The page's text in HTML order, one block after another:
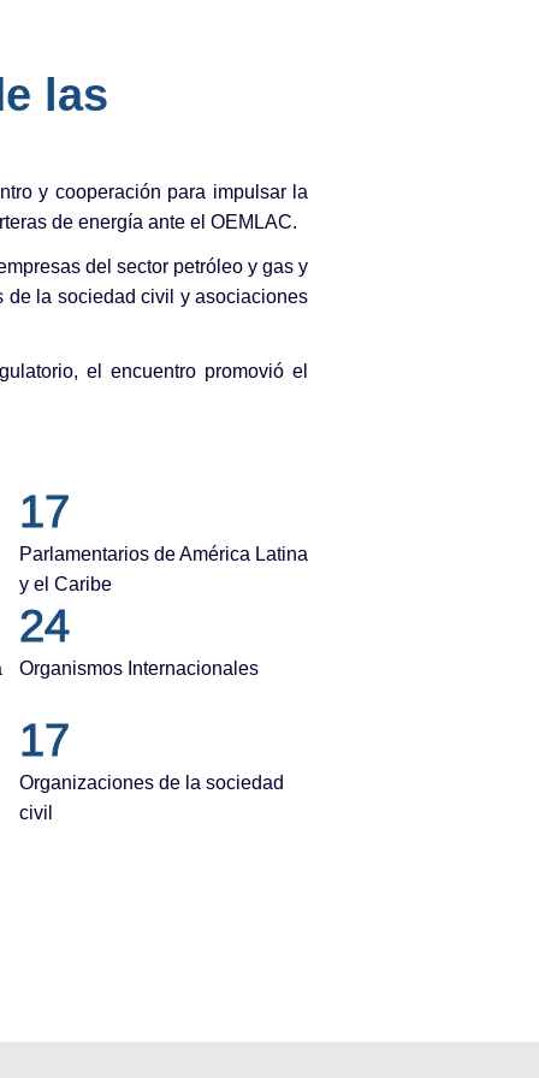
las
y cooperación para impulsar la
de energía ante el OEMLAC.
del sector petróleo y gas y
de la sociedad civil y asociaciones
el encuentro promovió el
Parlamentarios de América Latina
y el Caribe
17
Organismos Internacionales
24
Organizaciones de la sociedad
civil
17